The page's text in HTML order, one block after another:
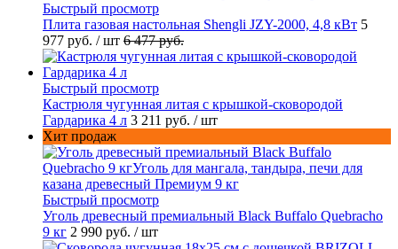
Быстрый просмотр
Плита газовая настольная Shengli JZY-2000, 4,8 кВт 5
977 руб. / шт 6 477 руб.
Быстрый просмотр
Кастрюля чугунная литая с крышкой-сковородой
Гардарика 4 л 3 211 руб. / шт
Хит продаж
Быстрый просмотр
Уголь древесный премиальный Black Buffalo Quebracho
9 кг 2 990 руб. / шт